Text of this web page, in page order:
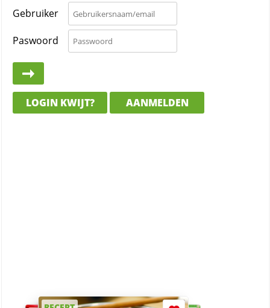
Gebruiker
Paswoord
LOGIN KWIJT? AANMELDEN